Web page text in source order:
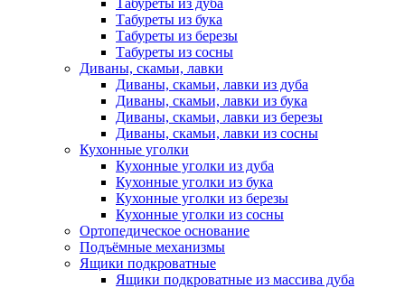
Табуреты из дуба
Табуреты из бука
Табуреты из березы
Табуреты из сосны
Диваны, скамьи, лавки
Диваны, скамьи, лавки из дуба
Диваны, скамьи, лавки из бука
Диваны, скамьи, лавки из березы
Диваны, скамьи, лавки из сосны
Кухонные уголки
Кухонные уголки из дуба
Кухонные уголки из бука
Кухонные уголки из березы
Кухонные уголки из сосны
Ортопедическое основание
Подъёмные механизмы
Ящики подкроватные
Ящики подкроватные из массива дуба